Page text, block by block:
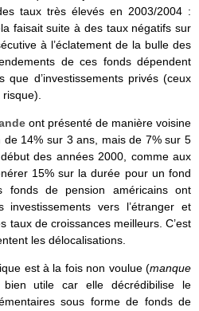
taux très élevés en 2003/2004 :
faisait suite à des taux négatifs sur
à l’éclatement de la bulle des
de ces fonds dépendent
d’investissements privés (ceux
ont présenté de manière voisine
14% sur 3 ans, mais de 7% sur 5
des années 2000, comme aux
15% sur la durée pour un fond
fonds de pension américains ont
vers l’étranger et
taux de croissances meilleurs. C’est
les délocalisations.
est à la fois non voulue (manque
utile car elle décrédibilise le
sous forme de fonds de